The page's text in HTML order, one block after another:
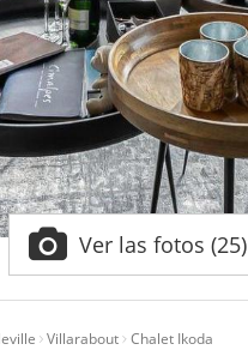
Ver las fotos (25)
Villarabout Chalet Ikoda